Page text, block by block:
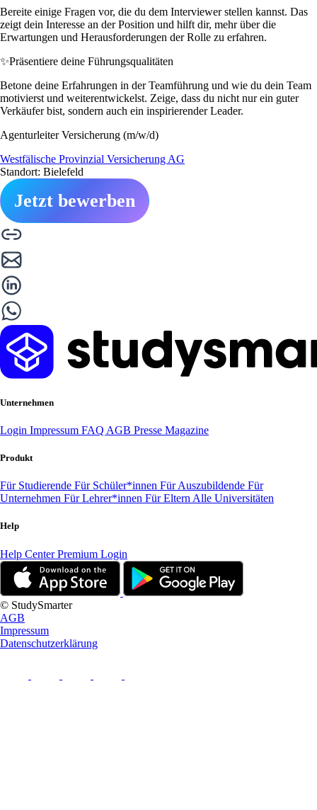
Bereite einige Fragen vor, die du dem Interviewer stellen kannst. Das
zeigt dein Interesse an der Position und hilft dir, mehr über die
Erwartungen und Herausforderungen der Rolle zu erfahren.
✨Präsentiere deine Führungsqualitäten
Betone deine Erfahrungen in der Teamführung und wie du dein Team
motivierst und weiterentwickelst. Zeige, dass du nicht nur ein guter
Verkäufer bist, sondern auch ein inspirierender Leader.
Agenturleiter Versicherung (m/w/d)
Westfälische Provinzial Versicherung AG
Standort: Bielefeld
Jetzt bewerben
Unternehmen
Login Impressum FAQ AGB Presse Magazine
Produkt
Für Studierende Für Schüler*innen Für Auszubildende Für
Unternehmen Für Lehrer*innen Für Eltern Alle Universitäten
Help
Help CenterPremium Login
© StudySmarter
AGB
Impressum
Datenschutzerklärung